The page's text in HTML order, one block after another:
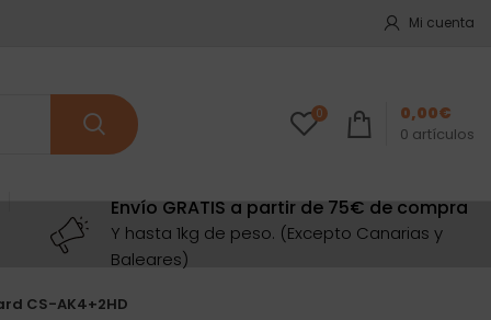
Mi cuenta
0
0 artículos
0,00€
Envío GRATIS a partir de 75€ de compra
Y hasta 1kg de peso. (Excepto Canarias y
Baleares)
CS-AK4+2HD